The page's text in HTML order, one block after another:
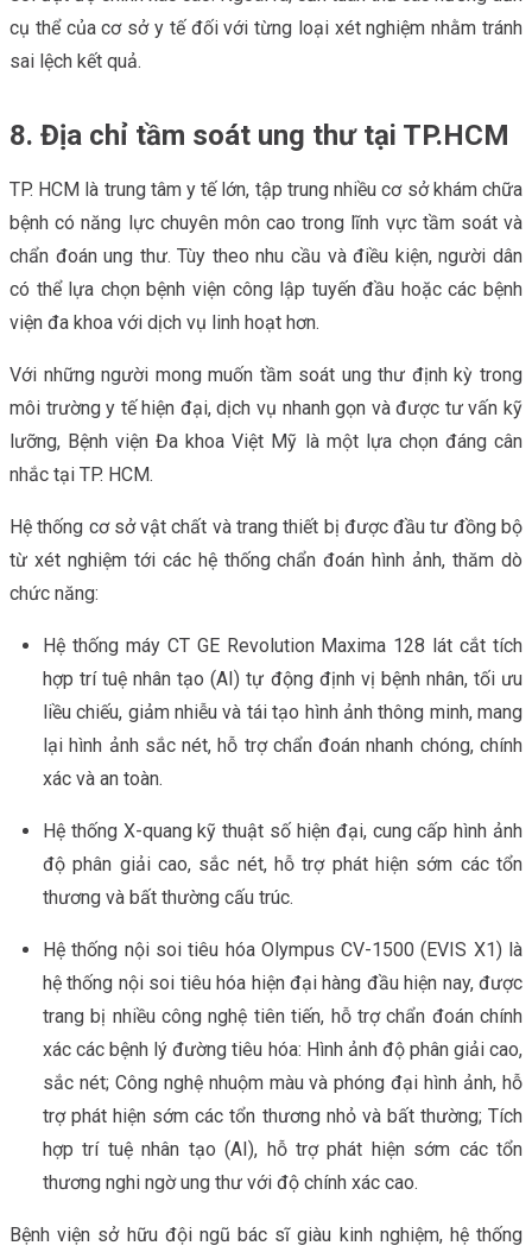
cụ thể của cơ sở y tế đối với từng loại xét nghiệm nhằm tránh
sai lệch kết quả.
8. Địa chỉ tầm soát ung thư tại TP.HCM
TP. HCM là trung tâm y tế lớn, tập trung nhiều cơ sở khám chữa
bệnh có năng lực chuyên môn cao trong lĩnh vực tầm soát và
chẩn đoán ung thư. Tùy theo nhu cầu và điều kiện, người dân
có thể lựa chọn bệnh viện công lập tuyến đầu hoặc các bệnh
viện đa khoa với dịch vụ linh hoạt hơn.
Với những người mong muốn tầm soát ung thư định kỳ trong
môi trường y tế hiện đại, dịch vụ nhanh gọn và được tư vấn kỹ
lưỡng, Bệnh viện Đa khoa Việt Mỹ là một lựa chọn đáng cân
nhắc tại TP. HCM.
Hệ thống cơ sở vật chất và trang thiết bị được đầu tư đồng bộ
từ xét nghiệm tới các hệ thống chẩn đoán hình ảnh, thăm dò
chức năng:
Hệ thống máy CT GE Revolution Maxima 128 lát cắt tích
hợp trí tuệ nhân tạo (AI) tự động định vị bệnh nhân, tối ưu
liều chiếu, giảm nhiễu và tái tạo hình ảnh thông minh, mang
lại hình ảnh sắc nét, hỗ trợ chẩn đoán nhanh chóng, chính
xác và an toàn.
Hệ thống X-quang kỹ thuật số hiện đại, cung cấp hình ảnh
độ phân giải cao, sắc nét, hỗ trợ phát hiện sớm các tổn
thương và bất thường cấu trúc.
Hệ thống nội soi tiêu hóa Olympus CV-1500 (EVIS X1) là
hệ thống nội soi tiêu hóa hiện đại hàng đầu hiện nay, được
trang bị nhiều công nghệ tiên tiến, hỗ trợ chẩn đoán chính
xác các bệnh lý đường tiêu hóa: Hình ảnh độ phân giải cao,
sắc nét; Công nghệ nhuộm màu và phóng đại hình ảnh, hỗ
trợ phát hiện sớm các tổn thương nhỏ và bất thường; Tích
hợp trí tuệ nhân tạo (AI), hỗ trợ phát hiện sớm các tổn
thương nghi ngờ ung thư với độ chính xác cao.
Bệnh viện sở hữu đội ngũ bác sĩ giàu kinh nghiệm, hệ thống